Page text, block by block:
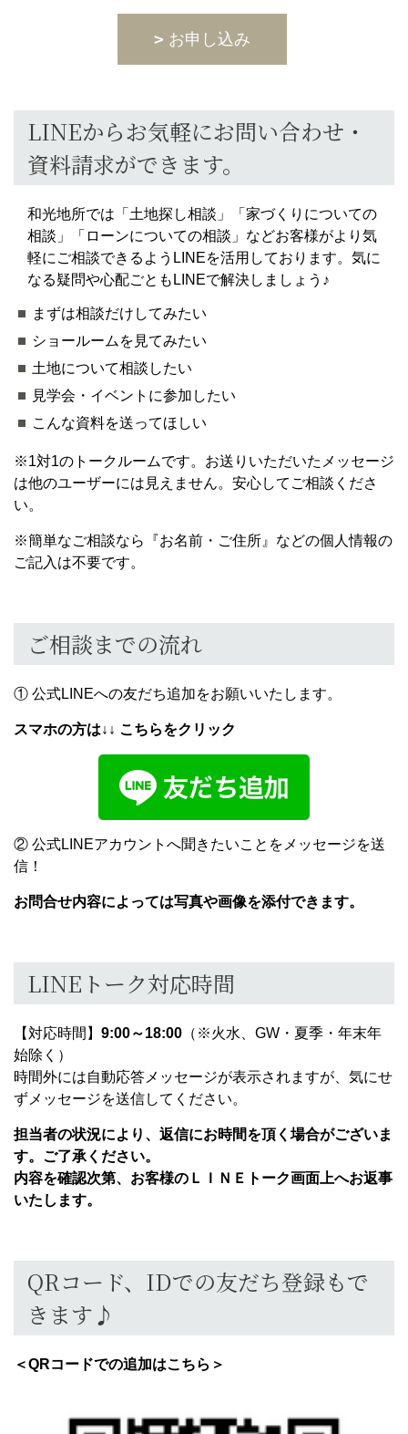
お申し込み
LINEからお気軽にお問い合わせ・
資料請求ができます。
和光地所では「土地探し相談」「家づくりについての
相談」「ローンについての相談」などお客様がより気
軽にご相談できるようLINEを活用しております。気に
なる疑問や心配ごともLINEで解決しましょう♪
まずは相談だけしてみたい
ショールームを見てみたい
土地について相談したい
見学会・イベントに参加したい
こんな資料を送ってほしい
※1対1のトークルームです。お送りいただいたメッセージ
は他のユーザーには見えません。安心してご相談くださ
い。
※簡単なご相談なら『お名前・ご住所』などの個人情報の
ご記入は不要です。
ご相談までの流れ
① 公式LINEへの友だち追加をお願いいたします。
スマホの方は↓↓ こちらをクリック
② 公式LINEアカウントへ聞きたいことをメッセージを送
信！
お問合せ内容によっては写真や画像を添付できます。
LINEトーク対応時間
【対応時間】 9:00～18:00 （※火水、GW・夏季・年末年
始除く）
時間外には自動応答メッセージが表示されますが、気にせ
ずメッセージを送信してください。
担当者の状況により、返信にお時間を頂く場合がございま
す。ご了承ください。
内容を確認次第、お客様のＬＩＮＥトーク画面上へお返事
いたします。
QRコード、IDでの友だち登録もで
きます♪
＜QRコードでの追加はこちら＞